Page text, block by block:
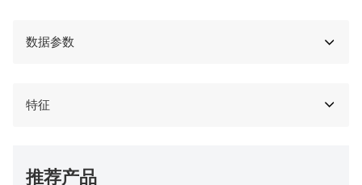
数据参数
特征
推荐产品